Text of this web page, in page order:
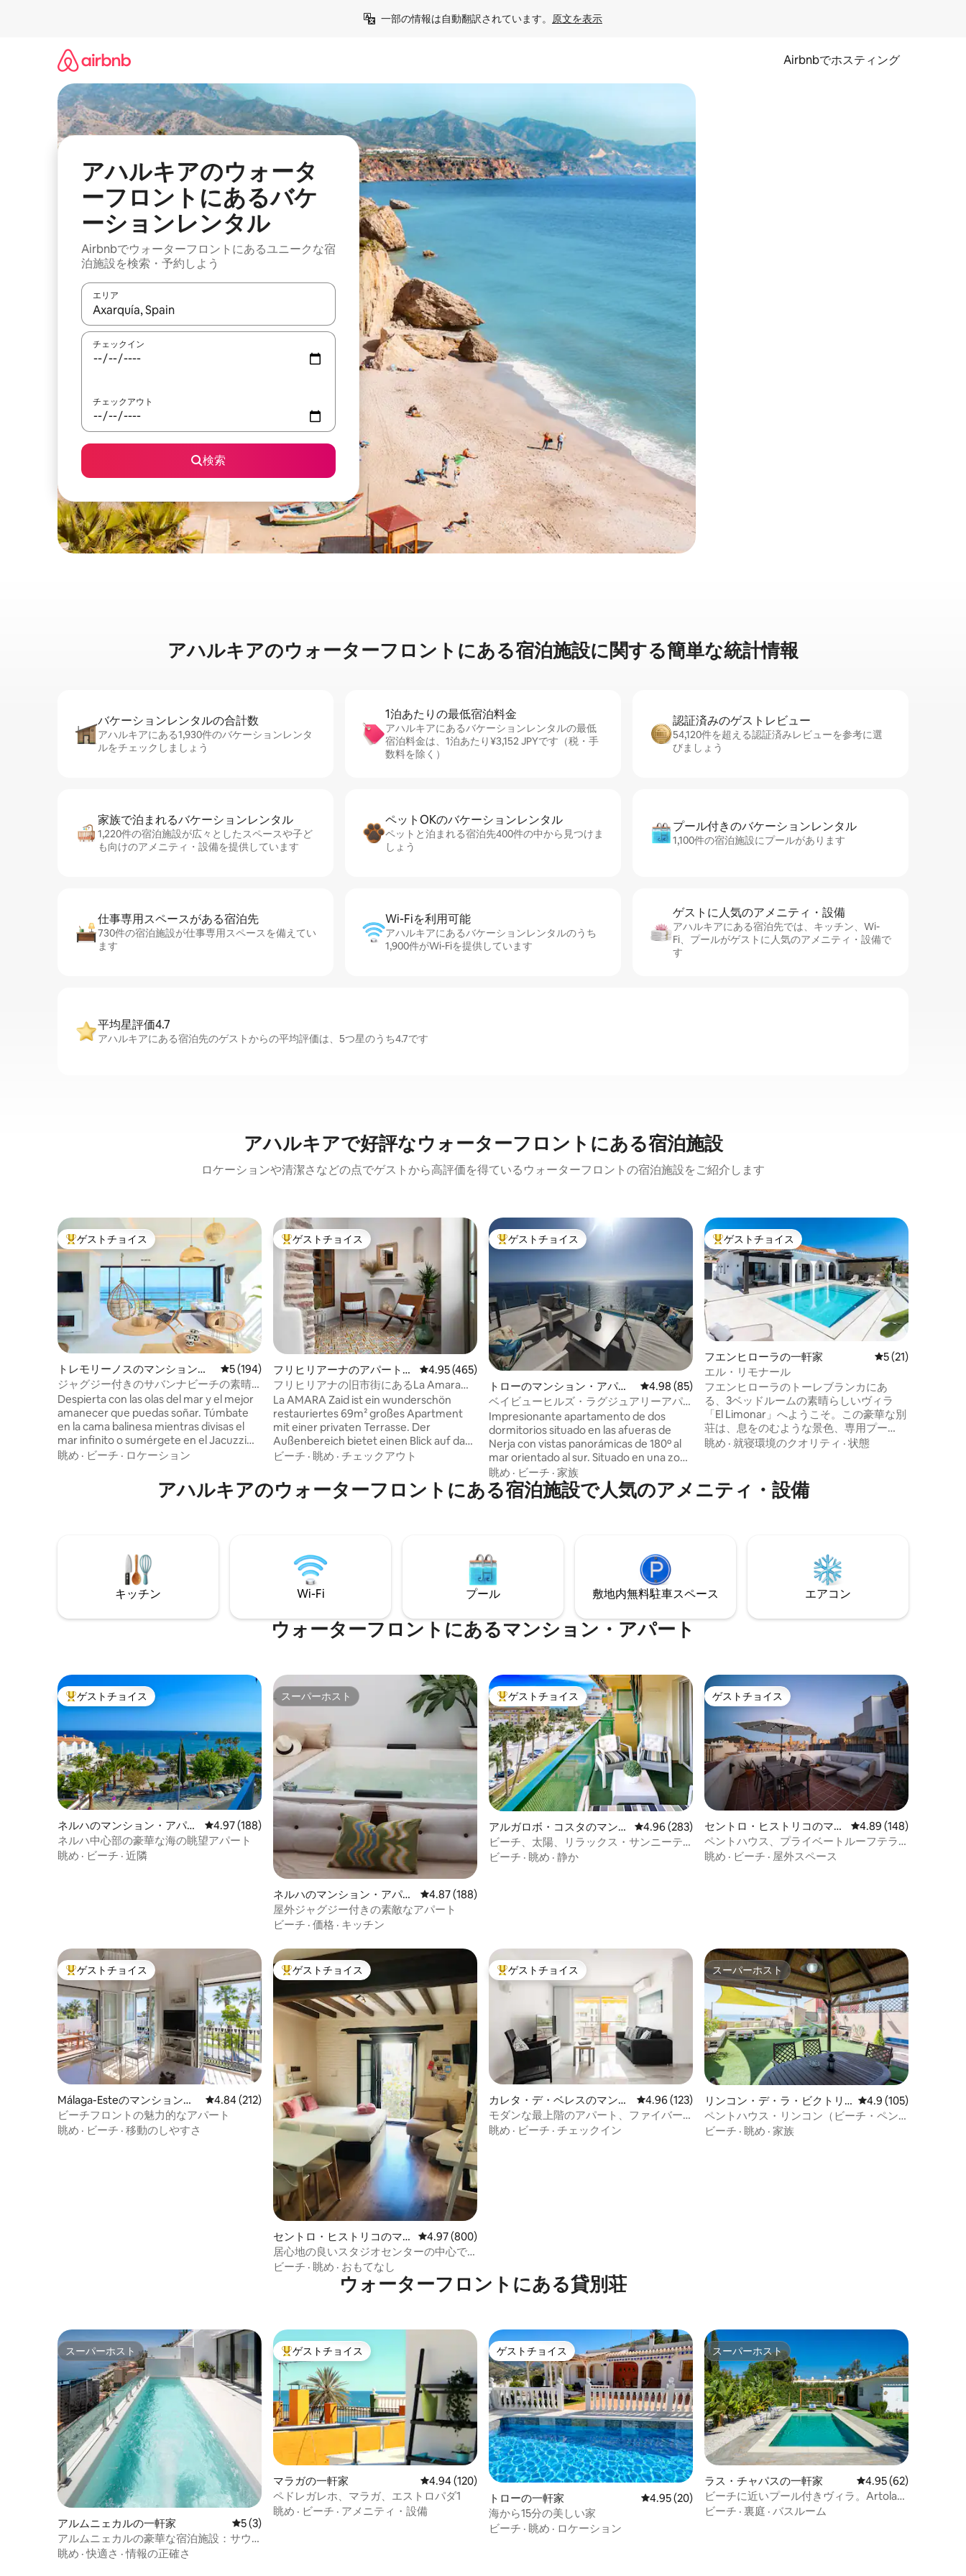
一部の情報は自動翻訳されています。 原文を表示
Airbnbでホスティング
アハルキアのウォータ
ーフロントにあるバケ
ーションレンタル
Airbnbでウォーターフロントにあるユニークな宿
泊施設を検索・予約しよう
エリア
検索結果が表示されたら、上下の矢印キーを使って移動するか、画面をタッチまたはスワイプして検索結果を確認することができます。
チェックイン
チェックアウト
検索
アハルキアのウ⁠ォ⁠ー⁠タ⁠ー⁠フ⁠ロ⁠ン⁠ト⁠に⁠あ⁠る宿⁠泊⁠施⁠設⁠に関⁠す⁠る簡⁠単⁠な統⁠計⁠情⁠報
バケーションレ⁠ン⁠タ⁠ル⁠の合⁠計⁠数
アハルキアにある1,930件のバケーションレンタ
ルをチェックしましょう
1泊あたりの最⁠低⁠宿⁠泊⁠料⁠金
アハルキアにあるバケーションレンタルの最低
宿泊料金は、1泊あたり¥3,152 JPYです（税・手
数料を除く）
認証済みのゲ⁠ス⁠ト⁠レ⁠ビ⁠ュ⁠ー
54,120件を超える認証済みレビューを参考に選
びましょう
家族で泊まれるバ⁠ケ⁠ー⁠シ⁠ョ⁠ンレ⁠ン⁠タ⁠ル
1,220件の宿泊施設が広々としたスペースや子ど
も向けのアメニティ・設備を提供しています
ペットOKのバ⁠ケ⁠ー⁠シ⁠ョ⁠ンレ⁠ン⁠タ⁠ル
ペットと泊まれる宿泊先400件の中から見つけま
しょう
プール付きのバ⁠ケ⁠ー⁠シ⁠ョ⁠ンレ⁠ン⁠タ⁠ル
1,100件の宿泊施設にプールがあります
仕事専用ス⁠ペ⁠ー⁠スがあ⁠る宿⁠泊⁠先
730件の宿泊施設が仕事専用スペースを備えてい
ます
Wi-Fiを利⁠用⁠可⁠能
アハルキアにあるバケーションレンタルのうち
1,900件がWi-Fiを提供しています
ゲストに人⁠気⁠のア⁠メ⁠ニ⁠テ⁠ィ・設⁠備
アハルキアにある宿泊先では、キッチン、Wi-
Fi、プールがゲストに人気のアメニティ・設備で
す
平均星評価4.7
アハルキアにある宿泊先のゲストからの平均評価は、5つ星のうち4.7です
アハルキアで好評なウォーターフロントにある宿泊施設
ロケーションや清潔さなどの点でゲストから高評価を得ているウォーターフロントの宿泊施設をご紹介します
大好評のゲストチョイスです。
ゲストチョイス
トレモリーノスのマンション・
アパート
レビュー194件、5つ星中5つ星の平均評価
5 (194)
ジャグジー付きのサバンナビーチの素晴
らしいアパート
Despierta con las olas del mar y el mejor
amanecer que puedas soñar. Túmbate
en la cama balinesa mientras divisas el
mar infinito o sumérgete en el Jacuzzi
climatizado mientras te tomas una copa
para pasar unas vacaciones relajantes en
un lugar mágico y con encanto. El
iluminación por la noche es muy
acogedora y romántica y las vistas son
increíbles. Las cristaleras del salón se
deslizan una sobre la otra y el balcón
queda completamente abierto al mar. En
una zona de asientos para poder
relajarte leyendo un libro o tomando un
cóctel. El apartamento dispone de dos
habitaciones con vistas al mar. Una de
ellas está completamente acristalada
creando así un espacio amplio y
luminoso. Tanto las cristaleras del salón
como las de las dos habitaciones
disponen de estores opacos automáticos
para así crear privacidad entre una zona
y otra a la hora de dormir. Las dos camas
de las habitaciones son de 150x190 con
buenos colchones firmes y espuma
viscolástica. Cada cama dispone de dos
almohadas viscolásticas y dos normales.
zona de pufs ideal para relajarte viendo la
Smart TV con Netflix. Podrás ver todos
los canales de televisión de tu país.
También puedes sacar la TV de la pared y
girarla para verla desde el sofá. El sofá de
lino natural blanco se convierte en una
gran cama con medidas de 160x200. La
wifi es de alta velocidad. La climatización
es por Airzone pudiendo controlar así la
temperatura ideal en cada zona del
apartamento. La cocina de diseño está
equipada con electrodomésticos de alta
gama y puedes cocinar cualquier plato
en ella. Dispone de horno, microondas,
nevera, congelador, lavavajillas, placa de
gratuitas. Cuna y trona gratuita bajo
petición. Limpieza gratuita una vez a la
semana para estancias superiores a 7
noches.
眺め · ビーチ · ロケーション
大好評のゲストチョイスです。
ゲストチョイス
フリヒリアーナのアパート・
マンション
レビュー465件、5つ星中4.95つ星の平均評価
4.95 (465)
フリヒリアナの旧市街にあるLa Amara、
Zaid apa。
La AMARA Zaid ist ein wunderschön
restauriertes 69m² großes Apartment
mit einer privaten Terrasse. Der
Außenbereich bietet einen Blick auf das
Meer und die Landschaft von Frigiliana
und Obstbäumen. Die private Terrasse
bietet nicht nur einen Panoramablick,
Rot des "ladrillo visto". Im Inneren
erwarten dich ein offener Raum, der
ビーチ · 眺め · チェックアウト
大好評のゲストチョイスです。
ゲストチョイス
トローのマンション・アパー
ト
レビュー85件、5つ星中4.98つ星の平均評価
4.98 (85)
ベイビューヒルズ・ラグジュアリーアパ
ートメント・オーシャンビュー
Impresionante apartamento de dos
dormitorios situado en las afueras de
Nerja con vistas panorámicas de 180º al
mar orientado al sur. Situado en una zona
idílica y tranquila de la costa en una
posición elevada. Dentro de las zonas
comunes hay una gran piscina exterior
Aparcamiento subterráneo seguro.
眺め · ビーチ · 家族
大好評のゲストチョイスです。
ゲストチョイス
フエンヒローラの一軒家 レビュー21件、5
5 (21)
エル・リモナール
フエンヒローラのトーレブランカにあ
る、3ベッドルームの素晴らしいヴィラ
「El Limonar」へようこそ。この豪華な別
荘は、息をのむような景色、専用プー
ル、洗練されたモダンなインテリアを備
広々としたリビングエリアには自然光が
たっぷり差し込み、リラクゼーションに
電車駅まで徒歩ですぐです。コスタ・デ
ル・ソルでエレガンスと利便性を体験し
眺め · 就寝環境のクオリティ · 状態
アハルキアのウォーターフロントにある宿泊施設で人気のアメニティ・設備
キッチン Wi-Fi プール 敷地内無料駐⁠車ス⁠ペ⁠ー⁠ス エアコン
ウォーターフロントにあるマンション・アパート
大好評のゲストチョイスです。
ゲストチョイス
ネルハのマンション・アパー
ト
レビュー188件、5つ星中4.97つ星の平均評価
4.97 (188)
ネルハ中心部の豪華な海の眺望アパート
眺め · ビーチ · 近隣
スーパーホスト
スーパーホスト
ネルハのマンション・アパー
ト
レビュー188件、5つ星中4.87つ星の平均評価
4.87 (188)
屋外ジャグジー付きの素敵なアパート
ビーチ · 価格 · キッチン
大好評のゲストチョイスです。
ゲストチョイス
アルガロボ・コスタのマンシ
ョン・アパート
レビュー283件、5つ星中4.96つ星の平均評価
4.96 (283)
ビーチ、太陽、リラックス・サンニーテ
ラスからの海とプールの眺望
ビーチ · 眺め · 静か
ゲストチョイス
ゲストチョイス
セントロ・ヒストリコのマン
ション・アパート
レビュー148件、5つ
4.89 (148)
ペントハウス、プライベートルーフテラ
ス、マラガの最高の眺め
眺め · ビーチ · 屋外スペース
大好評のゲストチョイスです。
ゲストチョイス
Málaga-Esteのマンション・
アパート
レビュー212件、5つ星中4.84つ星の平均評価
4.84 (212)
ビーチフロントの魅力的なアパート
眺め · ビーチ · 移動のしやすさ
大好評のゲストチョイスです。
ゲストチョイス
セントロ・ヒストリコのマ
ンション・アパート
レビュー800件、5つ星中4.97つ星の平均評価
4.97 (800)
居心地の良いスタジオセンターの中心で
寝る
ビーチ · 眺め · おもてなし
大好評のゲストチョイスです。
ゲストチョイス
カレタ・デ・ベレスのマンシ
ョン・アパート
レビュー123件、5つ星中4.96つ星の平均評価
4.96 (123)
モダンな最上階のアパート、ファイバー
オプ、エアコン、自転車、共用プール
眺め · ビーチ · チェックイン
スーパーホスト
スーパーホスト
リンコン・デ・ラ・ビクトリ
アのマンション・アパート
レビュー105件、5つ
4.9 (105)
ペントハウス・リンコン（ビーチ・ペン
トハウス、無料駐車場）
ビーチ · 眺め · 家族
ウォーターフロントにある貸別荘
スーパーホスト
スーパーホスト
アルムニェカルの一軒家 レビュー3件、5つ星中5つ星の平均評価
5 (3)
アルムニェカルの豪華な宿泊施設：サウ
ナ、ジャグジー、温水プール
眺め ·快適さ ·情報の正確さ
大好評のゲストチョイスです。
ゲストチョイス
マラガの一軒家 レビュー120件、5つ星中4.94つ星の平均評価
4.94 (120)
ペドレガレホ、マラガ、エストロパダ1
眺め · ビーチ · アメニティ・設備
ゲストチョイス
ゲストチョイス
トローの一軒家 レビュー20件、5つ星中4.95つ星の平均評価
4.95 (20)
海から15分の美しい家
ビーチ · 眺め · ロケーション
スーパーホスト
スーパーホスト
ラス・チャパスの一軒家 レビュー62件、5つ星
4.95 (62)
ビーチに近いプール付きヴィラ。Artolaさ
ん、友達
ビーチ · 裏庭 · バスルーム